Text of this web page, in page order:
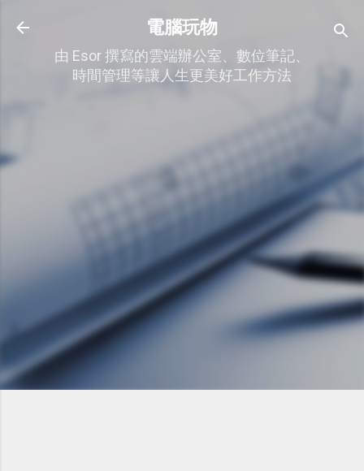
跳到主要內容
電腦玩物
由 Esor 撰寫的雲端辦公室、數位筆記、
時間管理等讓人生更美好工作方法